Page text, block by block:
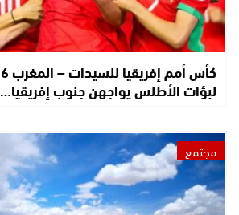
لبؤات الأطلس يواجهن جنوب إفريقيا…
مجتمع